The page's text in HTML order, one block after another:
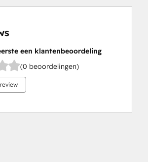
een klantenbeoordeling
(0 beoordelingen)